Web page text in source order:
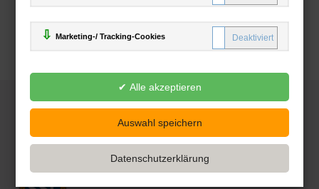
Marketing-/ Tracking-Cookies
Deutsche-Buchhandlung.de
www.deutsche-buchhandlung.de ist ein Angebot der
Handelsgesellschaft mbH
Powered by Inooga